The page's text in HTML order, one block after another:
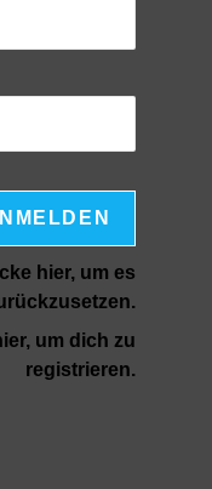
hier, um es
um dich zu
registrieren.